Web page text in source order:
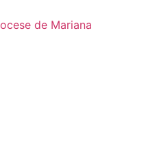
de Mariana